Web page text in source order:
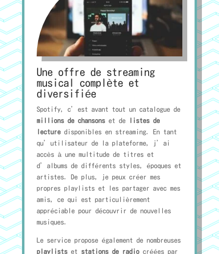
Une offre de streaming
musical complète et
diversifiée
Spotify, c’est avant tout un catalogue de
millions de chansonset de
listes de
lecturedisponibles en streaming. En tant
qu’utilisateur de la plateforme, j’ai
accès à une multitude de titres et
d’albums de différents styles, époques et
artistes. De plus, je peux créer mes
propres playlists et les partager avec mes
amis, ce qui est particulièrement
appréciable pour découvrir de nouvelles
musiques.
Le service propose également de nombreuses
playlistset stations de radiocréées par